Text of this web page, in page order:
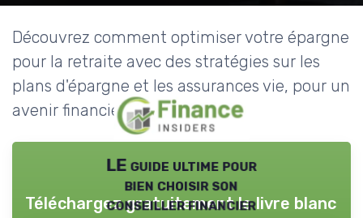
Découvrez comment optimiser votre épargne
pour la retraite avec des stratégies sur les
plans d'épargne et les assurances vie, pour un
avenir financier sécurisé.
LE guide ultime pour
bien choisir son
conseiller financier
Téléchargez gratuitement le livre blanc